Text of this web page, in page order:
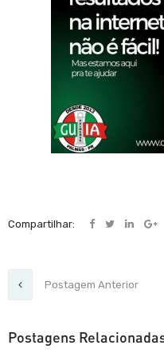
Compartilhar:
Postagem Anterior
Postagens